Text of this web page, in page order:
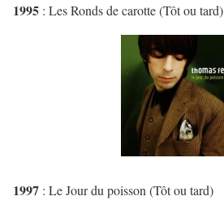
1995 : Les Ronds de carotte (Tôt ou tard)
1997 : Le Jour du poisson (Tôt ou tard)